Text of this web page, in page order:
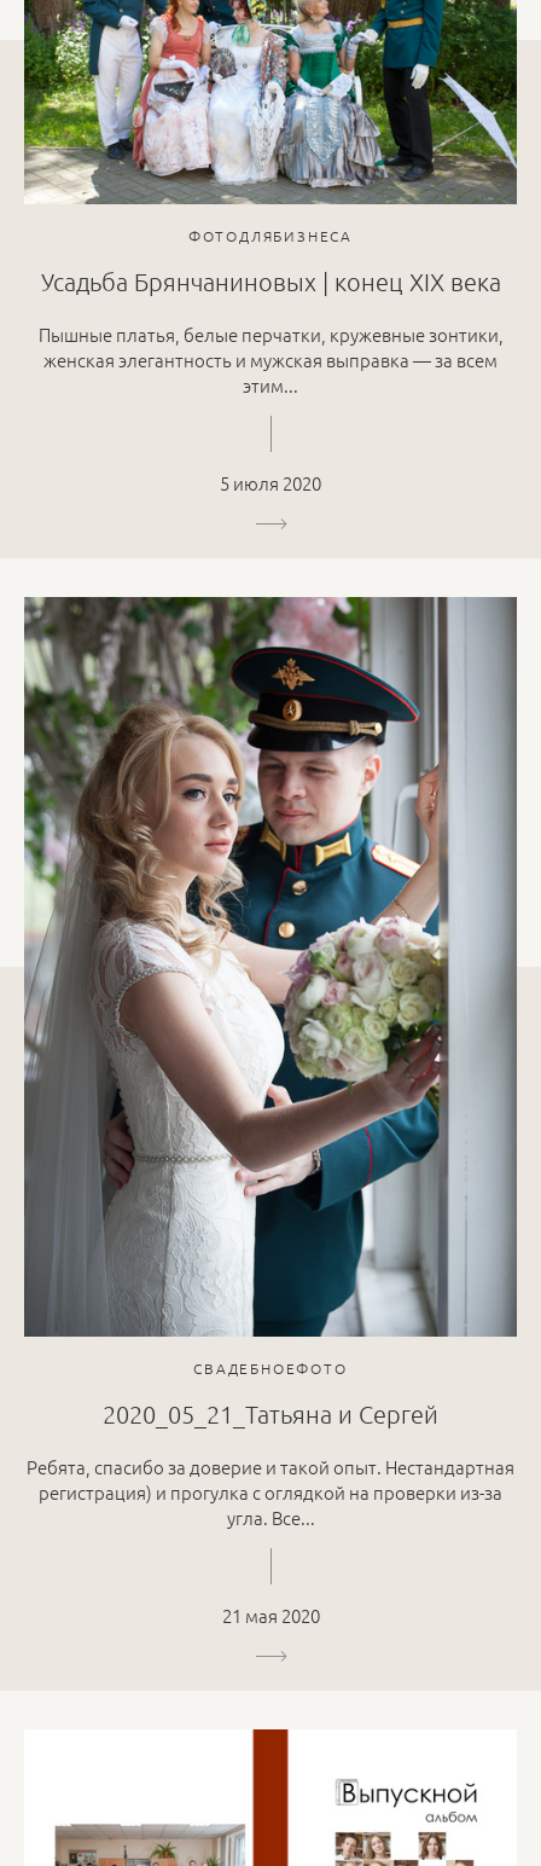
ФОТОДЛЯБИЗНЕСА
Усадьба Брянчаниновых | конец XIX века
Пышные платья, белые перчатки, кружевные зонтики,
женская элегантность и мужская выправка — за всем
этим...
5 июля 2020
СВАДЕБНОЕФОТО
2020_05_21_Татьяна и Сергей
Ребята, спасибо за доверие и такой опыт. Нестандартная
регистрация) и прогулка с оглядкой на проверки из-за
угла. Все...
21 мая 2020